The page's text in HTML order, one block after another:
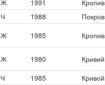
Ж 1991
Ч 1988
Покров
Ж 1985
Ж 1980
Кривий
Ч 1985